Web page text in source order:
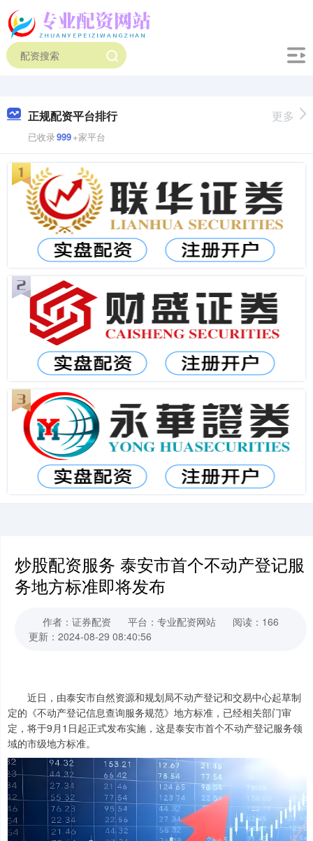
正规配资平台排行
已收录999+家平台
更多
炒股配资服务 泰安市首个不动产登记服
务地方标准即将发布
作者：证券配资 平台：专业配资网站
阅读：166
更新：2024-08-29 08:40:56
近日，由泰安市自然资源和规划局不动产登记和交易中心起草制
定的《不动产登记信息查询服务规范》地方标准，已经相关部门审
定，将于9月1日起正式发布实施，这是泰安市首个不动产登记服务领
域的市级地方标准。